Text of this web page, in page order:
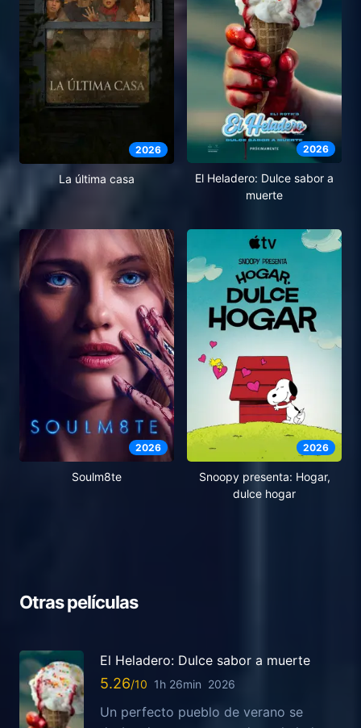
2026
La última casa
2026
El Heladero: Dulce sabor a
muerte
2026
Soulm8te
2026
Snoopy presenta: Hogar,
dulce hogar
Otras películas
El Heladero: Dulce sabor a muerte
5.26 1h 26min 2026
Un perfecto pueblo de verano se